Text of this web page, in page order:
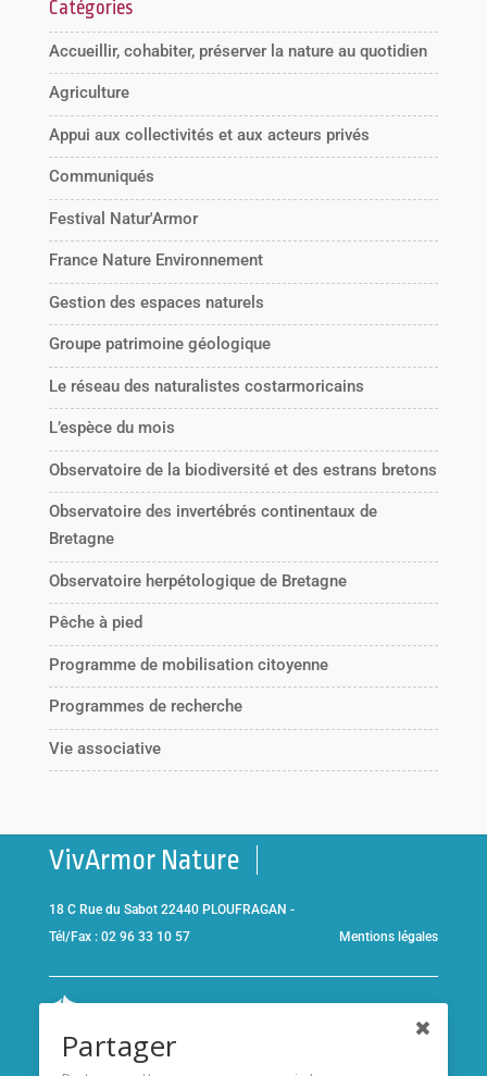
Catégories
Accueillir, cohabiter, préserver la nature au quotidien
Agriculture
Appui aux collectivités et aux acteurs privés
Communiqués
Festival Natur'Armor
France Nature Environnement
Gestion des espaces naturels
Groupe patrimoine géologique
Le réseau des naturalistes costarmoricains
L’espèce du mois
Observatoire de la biodiversité et des estrans bretons
Observatoire des invertébrés continentaux de
Bretagne
Observatoire herpétologique de Bretagne
Pêche à pied
Programme de mobilisation citoyenne
Programmes de recherche
Vie associative
VivArmor Nature
18 C Rue du Sabot 22440 PLOUFRAGAN -
Tél/Fax : 02 96 33 10 57
Mentions légales
Brieucet adhérent de l’association
Partager